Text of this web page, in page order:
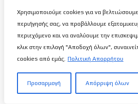
Χρησιμοποιούμε cookies για να
περιήγησής σας, να προβάλλουμε
περιεχόμενο και να αναλύουμε την
κλικ στην επιλογή "Αποδοχή όλων",
cookies από εμάς. Πολιτική Απορρήτου
Προσαρμογή Απόρριψη όλων
ΌΡΟΙ ΧΡΉΣΗΣ